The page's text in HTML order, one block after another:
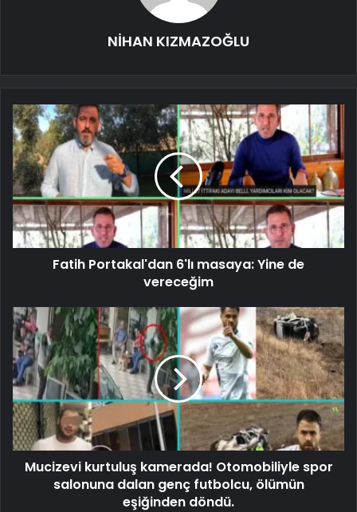
NİHAN KIZMAZOĞLU
Fatih Portakal'dan 6'lı masaya: Yine de
vereceğim
Mucizevi kurtuluş kamerada! Otomobiliyle spor
salonuna dalan genç futbolcu, ölümün
eşiğinden döndü.